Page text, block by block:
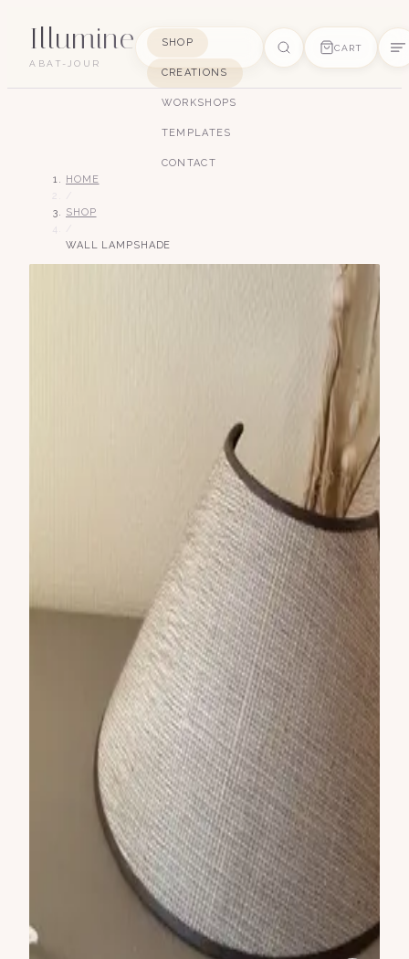
Illumine
ABAT-JOUR
SHOP
CREATIONS
WORKSHOPS
TEMPLATES
CONTACT
CART
HOME
SHOP
WALL LAMPSHADE